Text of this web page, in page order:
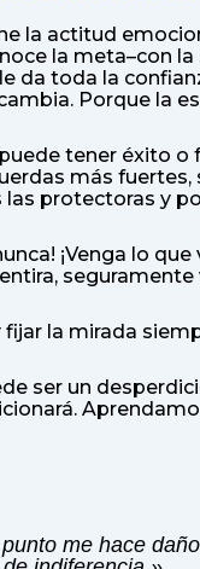
la actitud
la meta–con
da toda la
Porque la
tener éxito
más
protectoras y
¡Venga lo
seguramente
la mirada
ser un
me hace